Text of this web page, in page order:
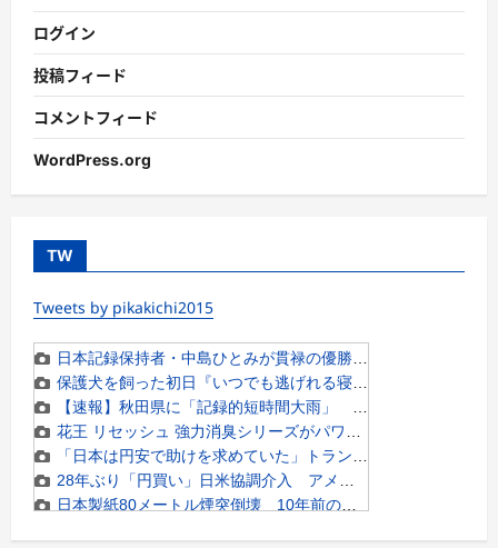
ログイン
投稿フィード
コメントフィード
WordPress.org
TW
Tweets by pikakichi2015